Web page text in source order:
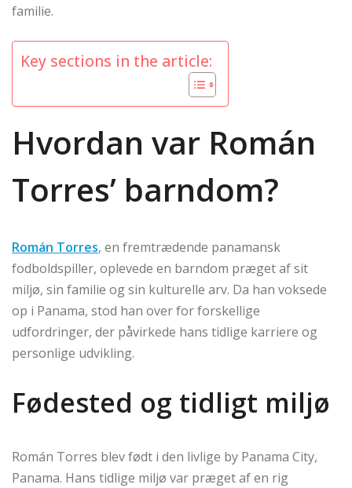
familie.
Key sections in the article:
Hvordan var Román
Torres’ barndom?
Román Torres, en fremtrædende panamansk
fodboldspiller, oplevede en barndom præget af sit
miljø, sin familie og sin kulturelle arv. Da han voksede
op i Panama, stod han over for forskellige
udfordringer, der påvirkede hans tidlige karriere og
personlige udvikling.
Fødested og tidligt miljø
Román Torres blev født i den livlige by Panama City,
Panama. Hans tidlige miljø var præget af en rig